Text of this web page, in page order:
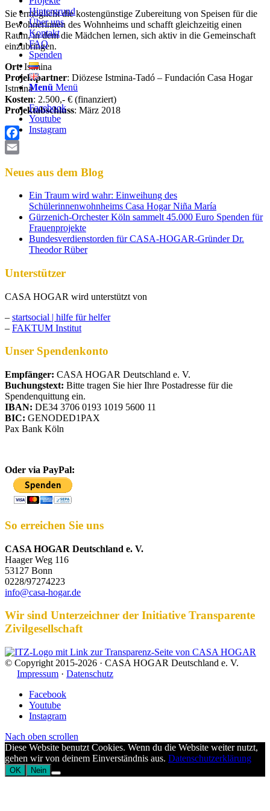
Hintergrund
Über uns
Kontakt
FAQ
Spenden
Menü Menü
Facebook
Youtube
Instagram
Sie ermöglicht die kostengünstige Zubereitung von Speisen für die
Bewohnerinnen des Wohnheims und schafft gleichzeitig einen
Raum, in dem die Mädchen lernen, sich aktiv in die Gemeinschaft
einzubringen.
Ort: Istmina
Projektpartner: Diözese Istmina-Tadó – Fundación Casa Hogar
Istmina
Kosten: 2.500,- € (finanziert)
Projektabschluss: März 2018
Facebook
Neues aus dem Blog
Ein Traum wird wahr: Einweihung des
Schülerinnenwohnheims Casa Hogar Niña María
Gürzenich-Orchester Köln sammelt 45.000 Euro Spenden für
Frauenprojekte
Bundesverdienstorden für CASA-HOGAR-Gründer Dr.
Theodor Rüber
Unterstützer
CASA HOGAR wird unterstützt von
– startsocial | hilfe für helfer
– FAKTUM Institut
Unser Spendenkonto
Empfänger: CASA HOGAR Deutschland e. V.
Buchungstext: Bitte tragen Sie hier Ihre Postadresse für die
Spendenquittung ein.
IBAN: DE34 3706 0193 1019 5600 11
BIC: GENODED1PAX
Pax Bank Köln
Oder via PayPal:
So erreichen Sie uns
CASA HOGAR Deutschland e. V.
Haager Weg 116
53127 Bonn
0228/97274223
info@casa-hogar.de
Wir sind Unterzeichner der Initiative Transparente
Zivilgesellschaft
© Copyright 2015-2026 · CASA HOGAR Deutschland e. V.
Impressum · Datenschutz
Facebook
Youtube
Instagram
Nach oben scrollen
Diese Website benutzt Cookies. Wenn du die Website weiter nutzt,
gehen wir von deinem Einverständnis aus. Datenschutzerklärung
OK Nein